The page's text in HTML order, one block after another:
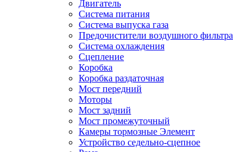
Двигатель
Система питания
Система выпуска газа
Предочистители воздушного фильтра
Система охлаждения
Сцепление
Коробка
Коробка раздаточная
Мост передний
Моторы
Мост задний
Мост промежуточный
Камеры тормозные Элемент
Устройство седельно-сцепное